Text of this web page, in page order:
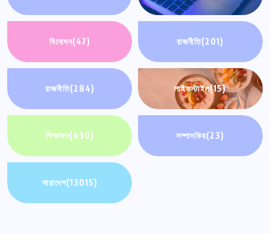
বিনোদন(47) রাজনীতি(201)
রাজনীতি(284) লাইফস্টাইল(15)
শিক্ষাঙ্গন(430) সম্পাদকিয়(23)
সারাদেশ(13015)